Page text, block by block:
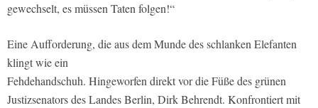
gewechselt, es müssen Taten folgen!“
Eine Aufforderung, die aus dem Munde des schlanken Elefanten
klingt wie ein
Fehdehandschuh. Hingeworfen direkt vor die Füße des grünen
Justizsenators des Landes Berlin, Dirk Behrendt. Konfrontiert mit